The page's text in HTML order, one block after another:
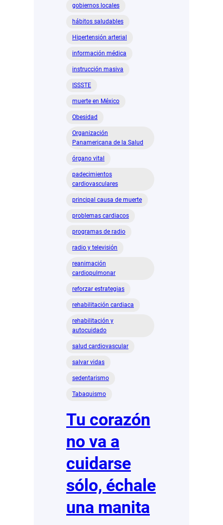
gobiernos locales
hábitos saludables
Hipertensión arterial
información médica
instrucción masiva
ISSSTE
muerte en México
Obesidad
Organización
Panamericana de la Salud
órgano vital
padecimientos
cardiovasculares
principal causa de muerte
problemas cardiacos
programas de radio
radio y televisión
reanimación
cardiopulmonar
reforzar estrategias
rehabilitación cardiaca
rehabilitación y
autocuidado
salud cardiovascular
salvar vidas
sedentarismo
Tabaquismo
Tu corazón
no va a
cuidarse
sólo, échale
una manita